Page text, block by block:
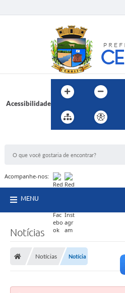
Acessibilidade
Acompanhe-nos:
MENU
Notícias
Notícias Notícia